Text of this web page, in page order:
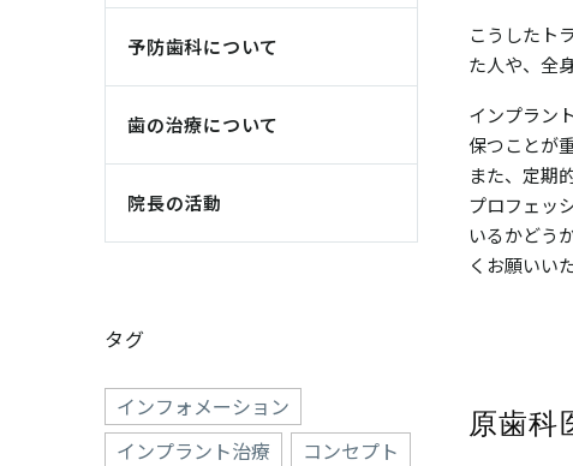
こうしたト
た人や、全
インプラン
保つことが
また、定期
プロフェッ
いるかどう
くお願いい
原歯科
予防歯科について
歯の治療について
院長の活動
タグ
インフォメーション
インプラント治療
コンセプト